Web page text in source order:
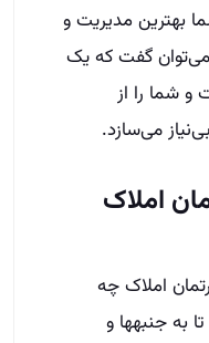
بهترین مدیریت و
می‌توان گفت که یک
و شما را از
می‌سازد.
املاک
املاک چه
به جنبه­ها و